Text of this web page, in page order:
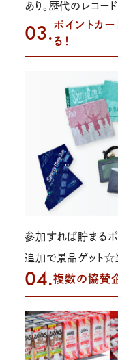
あり。歴代のレコー
03.ポイントカ
る！
参加すれば貯まるポ
追加で景品ゲット☆
04.複数の協賛